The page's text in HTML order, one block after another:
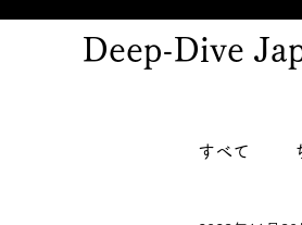
Deep-Dive
すべて